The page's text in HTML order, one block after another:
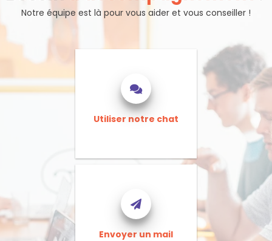
Notre équipe est là pour vous aider et vous conseiller !
Utiliser notre chat
Envoyer un mail